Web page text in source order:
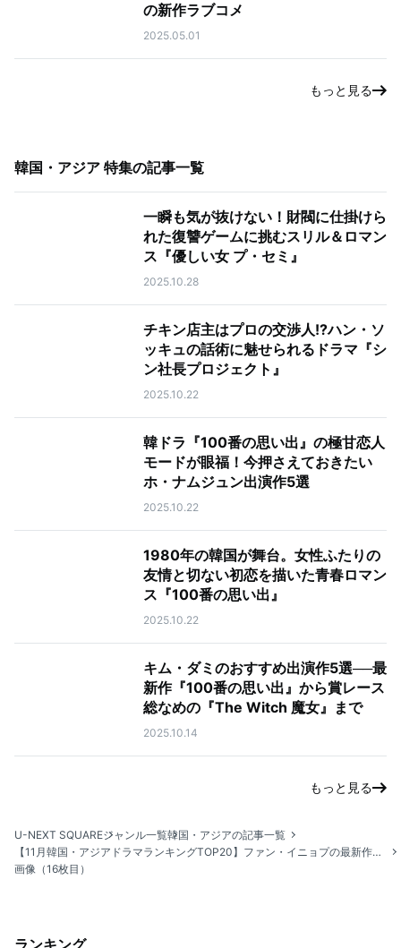
の新作ラブコメ
2025.05.01
もっと見る
韓国・アジア 特集の記事一覧
一瞬も気が抜けない！財閥に仕掛けら
れた復讐ゲームに挑むスリル＆ロマン
ス『優しい女 プ・セミ』
2025.10.28
チキン店主はプロの交渉人!?ハン・ソ
ッキュの話術に魅せられるドラマ『シ
ン社長プロジェクト』
2025.10.22
韓ドラ『100番の思い出』の極甘恋人
モードが眼福！今押さえておきたい
ホ・ナムジュン出演作5選
2025.10.22
1980年の韓国が舞台。女性ふたりの
友情と切ない初恋を描いた青春ロマン
ス『100番の思い出』
2025.10.22
キム・ダミのおすすめ出演作5選──最
新作『100番の思い出』から賞レース
総なめの『The Witch 魔女』まで
2025.10.14
もっと見る
U-NEXT SQUAREジャンル一覧韓国・アジアの記事一覧
【11月韓国・アジアドラマランキングTOP20】ファン・イニョプの最新作『組み立て式家族～僕らの恋の在処～』が1位！
画像（16枚目）
ランキング